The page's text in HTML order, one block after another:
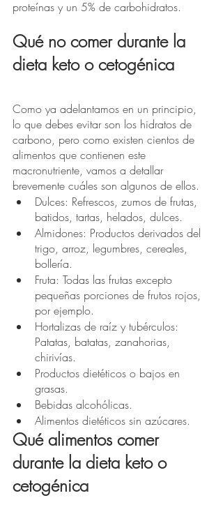
proteínas y un 5% de carbohidratos.
Qué no comer durante la
dieta keto o cetogénica
Como ya adelantamos en un principio,
lo que debes evitar son los hidratos de
carbono, pero como existen cientos de
alimentos que contienen este
macronutriente, vamos a detallar
brevemente cuáles son algunos de ellos.
Dulces: Refrescos, zumos de frutas,
batidos, tartas, helados, dulces.
Almidones: Productos derivados del
trigo, arroz, legumbres, cereales,
bollería.
Fruta: Todas las frutas excepto
pequeñas porciones de frutos rojos,
por ejemplo.
Hortalizas de raíz y tubérculos:
Patatas, batatas, zanahorias,
chirivías.
Productos dietéticos o bajos en
grasas.
Bebidas alcohólicas.
Alimentos dietéticos sin azúcares.
Qué alimentos comer
durante la dieta keto o
cetogénica